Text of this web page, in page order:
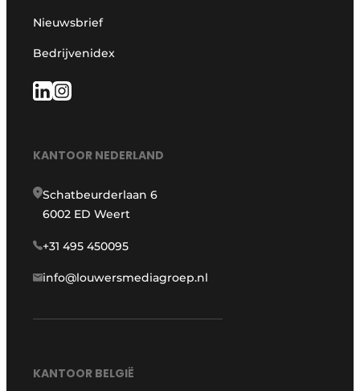
Nieuwsbrief
Bedrijvenidex
KANTOOR NEDERLAND
Schatbeurderlaan 6
6002 ED Weert
+31 495 450095
info@louwersmediagroep.nl
KANTOOR BELGIË